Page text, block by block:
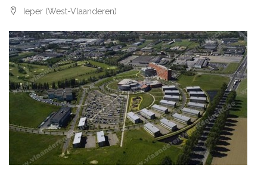
Ieper (West-Vlaanderen)